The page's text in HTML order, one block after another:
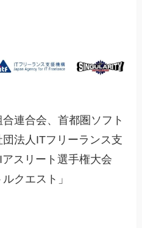
連合会、首都圏ソフト
法人ITフリーランス支
スリート選手権大会
クエスト」